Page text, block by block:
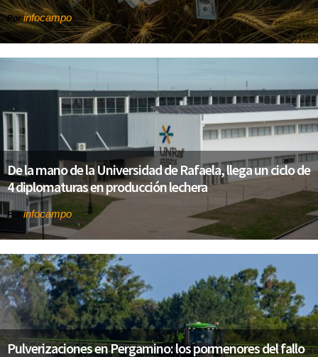
Porinfocampo
De la mano de la Universidad de Rafaela, llega un ciclo de
4 diplomaturas en producción lechera
Porinfocampo
Pulverizaciones en Pergamino: los pormenores del fallo